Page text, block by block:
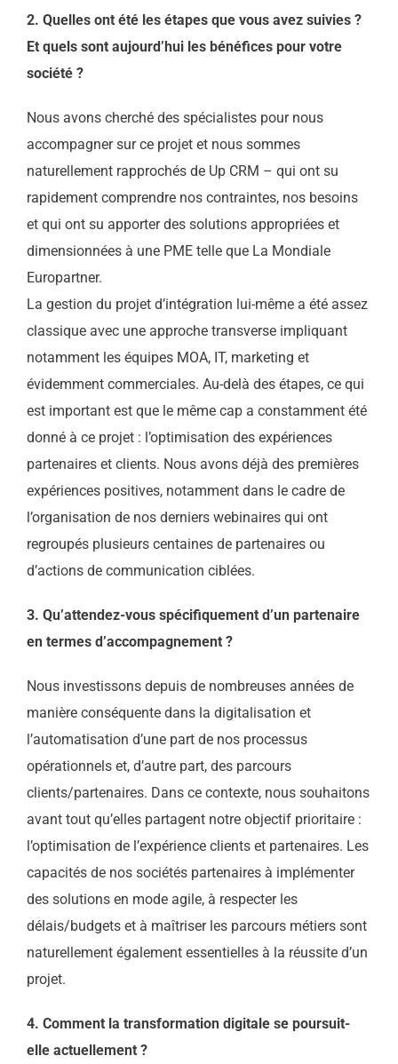
2. Quelles ont été les étapes que vous avez suivies ?
Et quels sont aujourd’hui les bénéfices pour votre
société ?
Nous avons cherché des spécialistes pour nous
accompagner sur ce projet et nous sommes
naturellement rapprochés de Up CRM – qui ont su
rapidement comprendre nos contraintes, nos besoins
et qui ont su apporter des solutions appropriées et
dimensionnées à une PME telle que La Mondiale
Europartner.
La gestion du projet d’intégration lui-même a été assez
classique avec une approche transverse impliquant
notamment les équipes MOA, IT, marketing et
évidemment commerciales. Au-delà des étapes, ce qui
est important est que le même cap a constamment été
donné à ce projet : l’optimisation des expériences
partenaires et clients. Nous avons déjà des premières
expériences positives, notamment dans le cadre de
l’organisation de nos derniers webinaires qui ont
regroupés plusieurs centaines de partenaires ou
d’actions de communication ciblées.
3. Qu’attendez-vous spécifiquement d’un partenaire
en termes d’accompagnement ?
Nous investissons depuis de nombreuses années de
manière conséquente dans la digitalisation et
l’automatisation d’une part de nos processus
opérationnels et, d’autre part, des parcours
clients/partenaires. Dans ce contexte, nous souhaitons
avant tout qu’elles partagent notre objectif prioritaire :
l’optimisation de l’expérience clients et partenaires. Les
capacités de nos sociétés partenaires à implémenter
des solutions en mode agile, à respecter les
délais/budgets et à maîtriser les parcours métiers sont
naturellement également essentielles à la réussite d’un
projet.
4. Comment la transformation digitale se poursuit-
elle actuellement ?